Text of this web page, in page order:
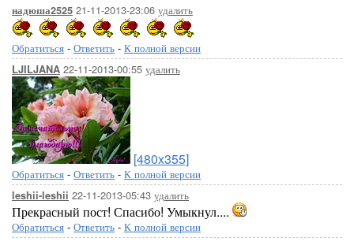
надюша2525 21-11-2013-23:06 удалить
Обратиться - Ответить - К полной версии
LJILJANA 22-11-2013-00:55 удалить
[480x355]
Обратиться - Ответить - К полной версии
leshii-leshii 22-11-2013-05:43 удалить
Прекрасный пост! Спасибо! Умыкнул....
Обратиться - Ответить - К полной версии